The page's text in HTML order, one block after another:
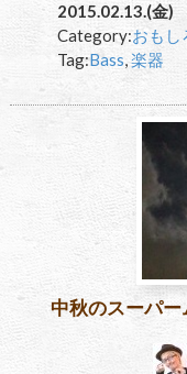
2015.02.13.(金)
Category:おもし
Tag:Bass,楽器
中秋のスーパ